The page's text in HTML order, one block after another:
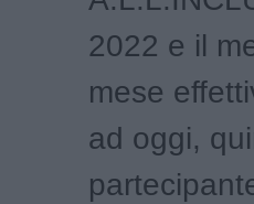
2022 e il
mese
ad oggi,